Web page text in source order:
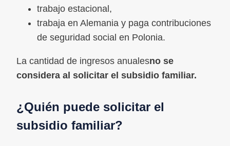
trabajo estacional,
trabaja en Alemania y paga contribuciones
de seguridad social en Polonia.
La cantidad de ingresos anualesno se
considera al solicitar el subsidio familiar.
¿Quién puede solicitar el
subsidio familiar?